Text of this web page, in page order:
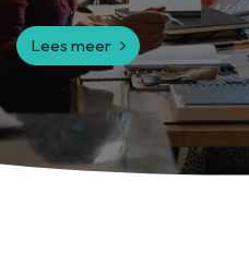
Lees meer